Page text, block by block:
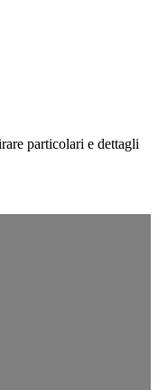
particolari e dettagli